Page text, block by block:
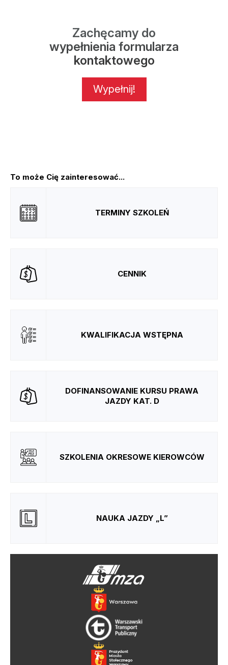
Zachęcamy do
wypełnienia formularza
kontaktowego
Wypełnij!
To może Cię zainteresować...
TERMINY SZKOLEŃ
CENNIK
KWALIFIKACJA WSTĘPNA
DOFINANSOWANIE KURSU PRAWA
JAZDY KAT. D
SZKOLENIA OKRESOWE KIEROWCÓW
NAUKA JAZDY „L”